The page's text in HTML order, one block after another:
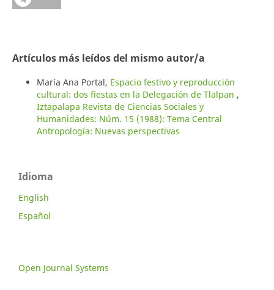
Artículos más leídos del mismo autor/a
María Ana Portal, Espacio festivo y reproducción
cultural: dos fiestas en la Delegación de Tlalpan ,
Iztapalapa Revista de Ciencias Sociales y
Humanidades: Núm. 15 (1988): Tema Central
Antropología: Nuevas perspectivas
Idioma
English
Español
Open Journal Systems